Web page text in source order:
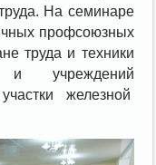
На семинаре
профсоюзных
труда и техники
и учреждений
железной